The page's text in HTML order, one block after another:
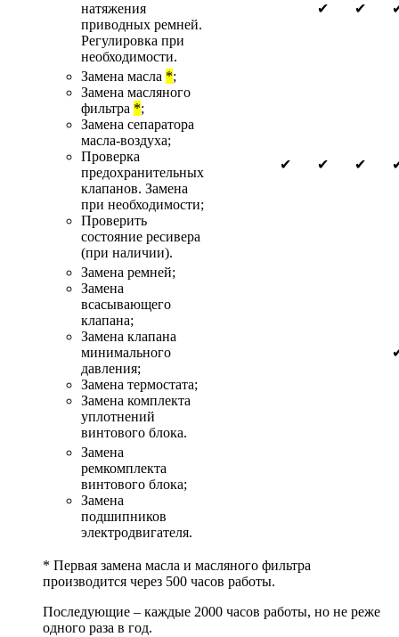
натяжения
приводных ремней.
Регулировка при
необходимости.
✔ ✔
Замена масла *;
Замена масляного
фильтра *;
Замена сепаратора
масла-воздуха;
Проверка
предохранительных
клапанов. Замена
при необходимости;
Проверить
состояние ресивера
(при наличии).
✔ ✔ ✔
Замена ремней;
Замена
всасывающего
клапана;
Замена клапана
минимального
давления;
Замена термостата;
Замена комплекта
уплотнений
винтового блока.
Замена
ремкомплекта
винтового блока;
Замена
подшипников
электродвигателя.
* Первая замена масла и масляного фильтра
производится через 500 часов работы.
Последующие – каждые 2000 часов работы, но не реже
одного раза в год.